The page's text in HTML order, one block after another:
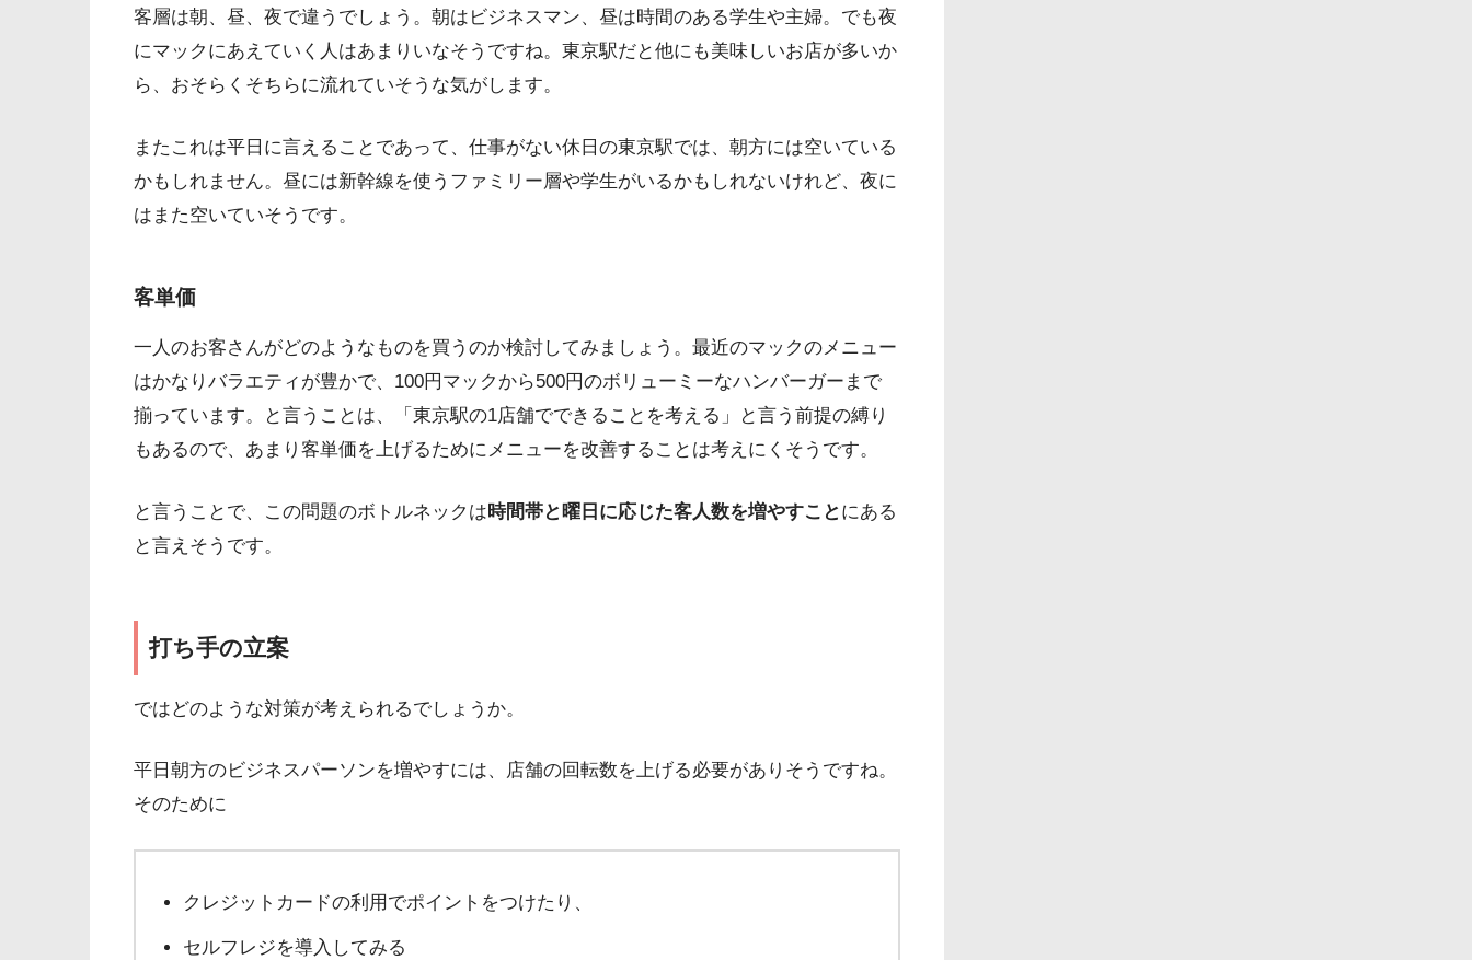
客層は朝、昼、夜で違うでしょう。朝はビジネスマン、昼は時間のある学生や主婦。でも夜
にマックにあえていく人はあまりいなそうですね。東京駅だと他にも美味しいお店が多いか
ら、おそらくそちらに流れていそうな気がします。
またこれは平日に言えることであって、仕事がない休日の東京駅では、朝方には空いている
かもしれません。昼には新幹線を使うファミリー層や学生がいるかもしれないけれど、夜に
はまた空いていそうです。
客単価
一人のお客さんがどのようなものを買うのか検討してみましょう。最近のマックのメニュー
はかなりバラエティが豊かで、100円マックから500円のボリューミーなハンバーガーまで
揃っています。と言うことは、「東京駅の1店舗でできることを考える」と言う前提の縛り
もあるので、あまり客単価を上げるためにメニューを改善することは考えにくそうです。
と言うことで、この問題のボトルネックは時間帯と曜日に応じた客人数を増やすこと にある
と言えそうです。
打ち手の立案
ではどのような対策が考えられるでしょうか。
平日朝方のビジネスパーソンを増やすには、店舗の回転数を上げる必要がありそうですね。
そのために
クレジットカードの利用でポイントをつけたり、
セルフレジを導入してみる